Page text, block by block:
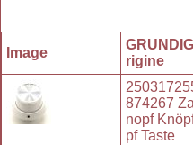
Image
rigine
874267
nopf
pf Taste